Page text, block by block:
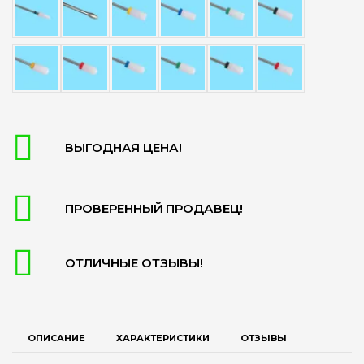
ВЫГОДНАЯ ЦЕНА!
ПРОВЕРЕННЫЙ ПРОДАВЕЦ!
ОТЛИЧНЫЕ ОТЗЫВЫ!
ОПИСАНИЕ ХАРАКТЕРИСТИКИ ОТЗЫВЫ